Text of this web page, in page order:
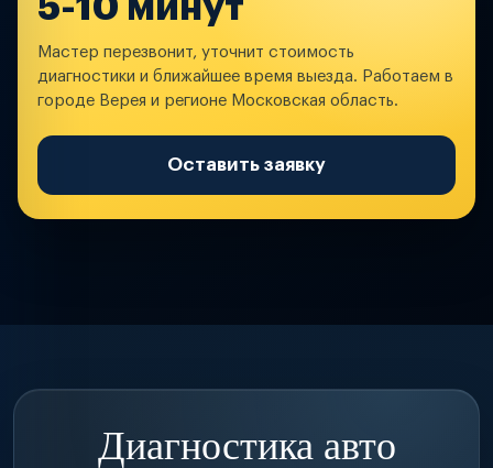
5-10 минут
Мастер перезвонит, уточнит стоимость
диагностики и ближайшее время выезда. Работаем в
городе Верея и регионе Московская область.
Оставить заявку
Диагностика авто